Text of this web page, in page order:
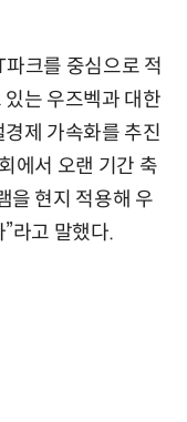
크를 중심으로 적
는 우즈벡과 대한
제 가속화를 추진
에서 오랜 기간 축
을 현지 적용해 우
라고 말했다.